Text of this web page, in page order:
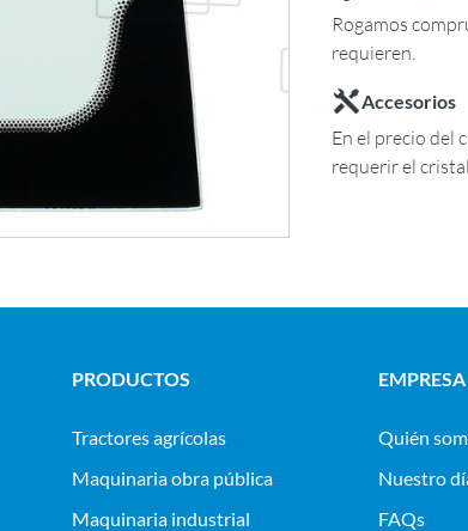
Rogamos
requieren.
Accesorios
En el precio del
requerir el cristal.
PRODUCTOS
tractores agrícolas
maquinaria obra pública
maquinaria industrial
EMPRESA
Quién
Nuestro
FAQs